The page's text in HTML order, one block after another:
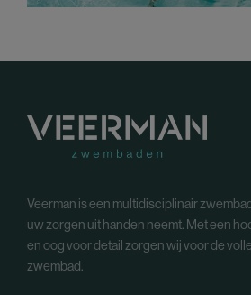
Veerman is een multidisciplinair
uw zorgen uit handen neemt. Met een
en oog voor detail zorgen wij voor de
zwembad.